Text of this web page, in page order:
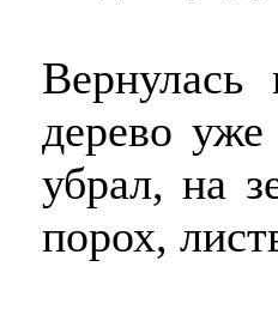
дерево
убрал, на
порох,